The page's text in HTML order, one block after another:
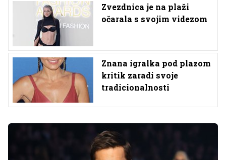
Zvezdnica je na plaži
očarala s svojim videzom
Znana igralka pod plazom
kritik zaradi svoje
tradicionalnosti